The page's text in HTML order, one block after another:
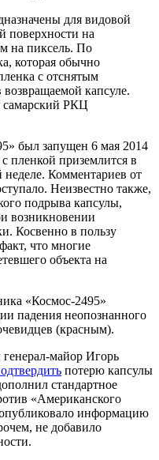
для видовой
поверхности на
на пиксель. По
которая обычно
с отснятым
капсуле.
самарский РКЦ
был запущен 6 мая 2014
пленкой приземлится в
Комментариев от
Неизвестно также,
подрыва капсулы,
возникновении
Косвенно в пользу
что многие
объекта на
«Космос-2495»
падения неопознанного
(красным).
майор Игорь
потерю капсулы
стандартное
«Американского
информацию
не добавило